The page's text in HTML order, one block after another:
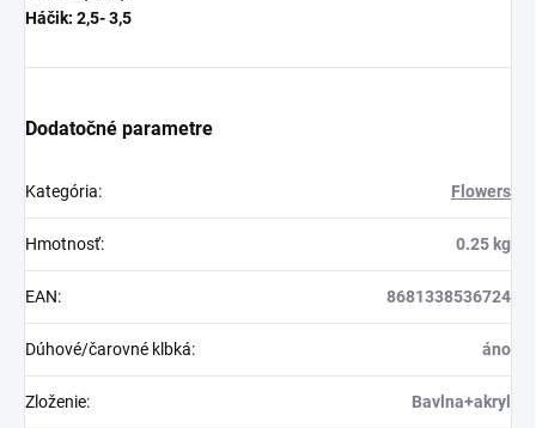
Háčik: 2,5- 3,5
Dodatočné parametre
Kategória: Flowers
Hmotnosť: 0.25 kg
EAN: 8681338536724
Dúhové/čarovné klbká: áno
Zloženie: Bavlna+akryl